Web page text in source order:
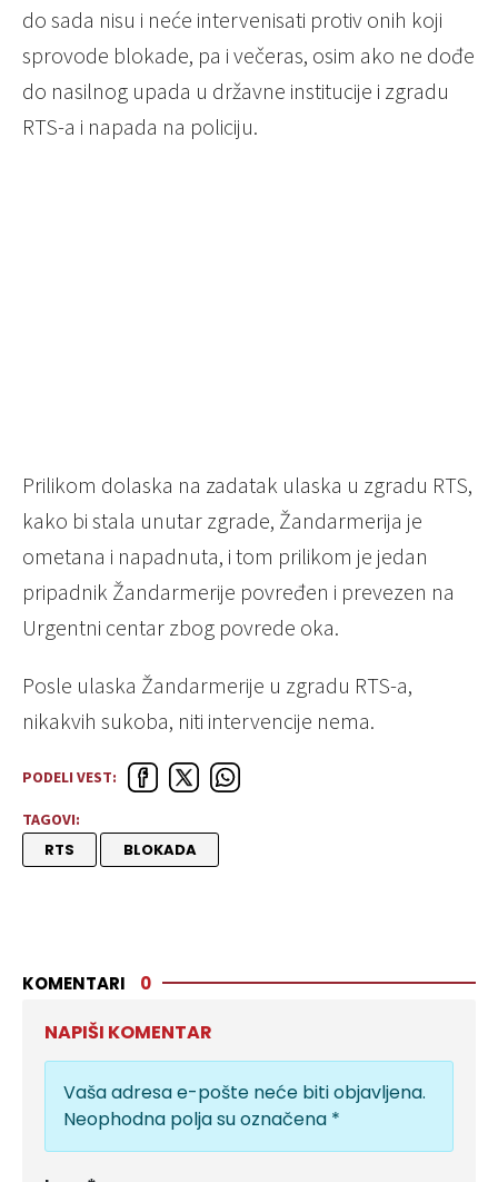
do sada nisu i neće intervenisati protiv onih koji
sprovode blokade, pa i večeras, osim ako ne dođe
do nasilnog upada u državne institucije i zgradu
RTS-a i napada na policiju.
Prilikom dolaska na zadatak ulaska u zgradu RTS,
kako bi stala unutar zgrade, Žandarmerija je
ometana i napadnuta, i tom prilikom je jedan
pripadnik Žandarmerije povređen i prevezen na
Urgentni centar zbog povrede oka.
Posle ulaska Žandarmerije u zgradu RTS-a,
nikakvih sukoba, niti intervencije nema.
PODELI VEST:
TAGOVI:
RTS BLOKADA
KOMENTARI 0
NAPIŠI KOMENTAR
Vaša adresa e-pošte neće biti objavljena.
Neophodna polja su označena *